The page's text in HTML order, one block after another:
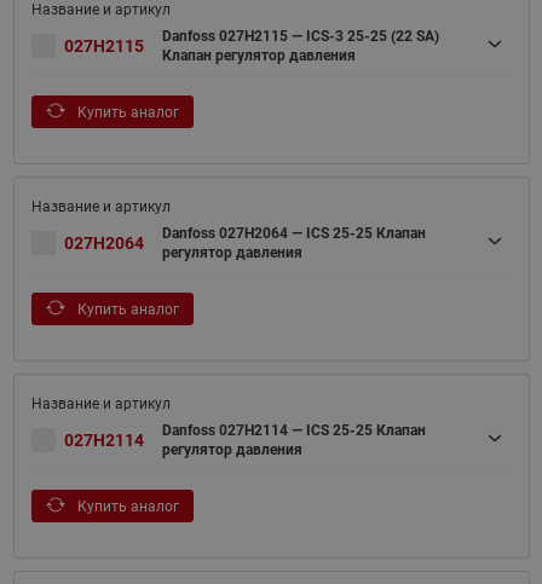
027H2115
Danfoss 027H2115 — ICS-3 25-25 (22 SA)
Клапан регулятор давления
Купить аналог
027H2064
Danfoss 027H2064 — ICS 25-25 Клапан
регулятор давления
Купить аналог
027H2114
Danfoss 027H2114 — ICS 25-25 Клапан
регулятор давления
Купить аналог